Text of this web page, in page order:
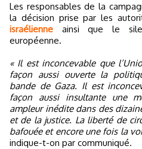
Les responsables de la
la décision prise par les
israélienne ainsi que le
européenne.
« Il est inconcevable que
façon aussi ouverte la
bande de Gaza. Il est
façon aussi insultante une
ampleur inédite dans des
et de la justice. La liberté de
bafouée et encore une fois la
indique-t-on par communiqué.